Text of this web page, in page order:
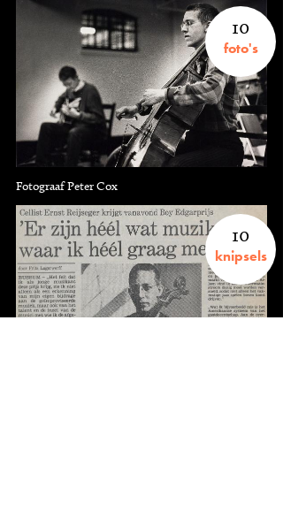
10
foto's
Fotograaf Peter Cox
10
knipsels